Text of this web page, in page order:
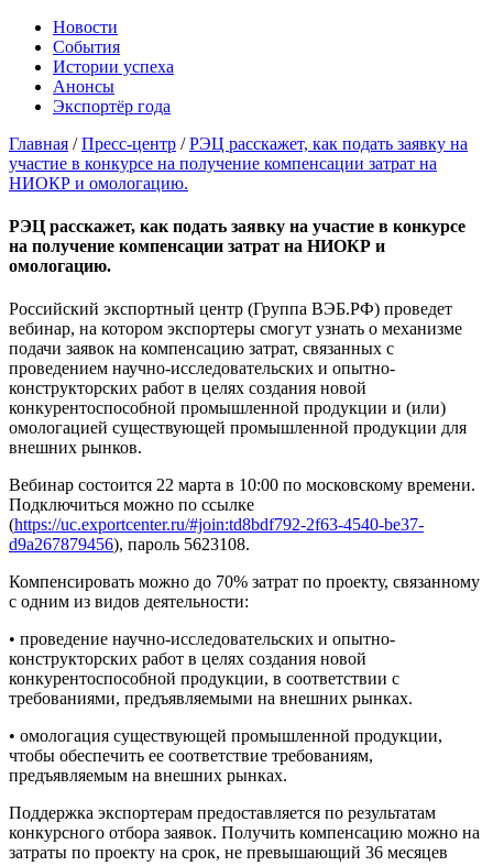
Новости
События
Истории успеха
Анонсы
Экспортёр года
Главная /Пресс-центр /РЭЦ расскажет, как подать заявку на
участие в конкурсе на получение компенсации затрат на
НИОКР и омологацию.
РЭЦ расскажет, как подать заявку на участие в конкурсе
на получение компенсации затрат на НИОКР и
омологацию.
Российский экспортный центр (Группа ВЭБ.РФ) проведет
вебинар, на котором экспортеры смогут узнать о механизме
подачи заявок на компенсацию затрат, связанных с
проведением научно-исследовательских и опытно-
конструкторских работ в целях создания новой
конкурентоспособной промышленной продукции и (или)
омологацией существующей промышленной продукции для
внешних рынков.
Вебинар состоится 22 марта в 10:00 по московскому времени.
Подключиться можно по ссылке
(https://uc.exportcenter.ru/#join:td8bdf792-2f63-4540-be37-
d9a267879456), пароль 5623108.
Компенсировать можно до 70% затрат по проекту, связанному
с одним из видов деятельности:
• проведение научно-исследовательских и опытно-
конструкторских работ в целях создания новой
конкурентоспособной продукции, в соответствии с
требованиями, предъявляемыми на внешних рынках.
• омологация существующей промышленной продукции,
чтобы обеспечить ее соответствие требованиям,
предъявляемым на внешних рынках.
Поддержка экспортерам предоставляется по результатам
конкурсного отбора заявок. Получить компенсацию можно на
затраты по проекту на срок, не превышающий 36 месяцев